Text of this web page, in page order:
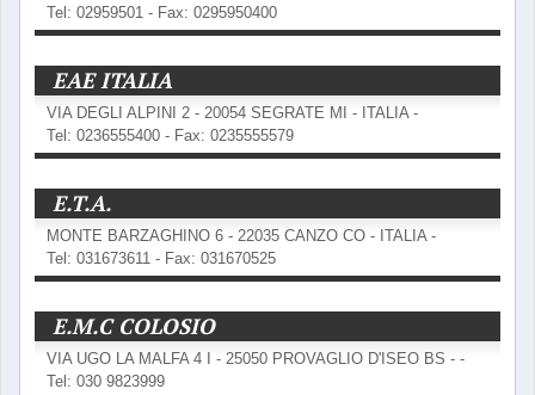
Tel: 02959501 - Fax: 0295950400
EAE ITALIA
VIA DEGLI ALPINI 2 - 20054 SEGRATE MI - ITALIA -
Tel: 0236555400 - Fax: 0235555579
E.T.A.
MONTE BARZAGHINO 6 - 22035 CANZO CO - ITALIA -
Tel: 031673611 - Fax: 031670525
E.M.C COLOSIO
VIA UGO LA MALFA 4 I - 25050 PROVAGLIO D'ISEO BS - -
Tel: 030 9823999